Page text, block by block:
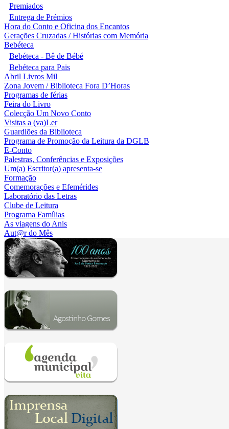
Premiados
Entrega de Prémios
Hora do Conto e Oficina dos Encantos
Gerações Cruzadas / Histórias com Memória
Bebéteca
Bebéteca - Bê de Bébé
Bebéteca para Pais
Abril Livros Mil
Zona Jovem / Biblioteca Fora D’Horas
Programas de férias
Feira do Livro
Colecção Um Novo Conto
Visitas a (va)Ler
Guardiões da Biblioteca
Programa de Promoção da Leitura da DGLB
E-Conto
Palestras, Conferências e Exposições
Um(a) Escritor(a) apresenta-se
Formação
Comemorações e Efemérides
Laboratório das Letras
Clube de Leitura
Programa Famílias
As viagens do Anis
Aut@r do Mês